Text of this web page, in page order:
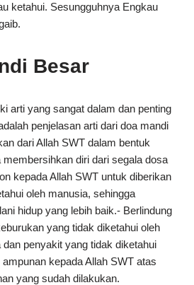
ketahui. Sesungguhnya Engkau
Besar
arti yang sangat dalam dan penting
penjelasan arti dari doa mandi
dari Allah SWT dalam bentuk
diri dari segala dosa
kepada Allah SWT untuk diberikan
oleh manusia, sehingga
hidup yang lebih baik.- Berlindung
yang tidak diketahui oleh
penyakit yang tidak diketahui
kepada Allah SWT atas
yang sudah dilakukan.